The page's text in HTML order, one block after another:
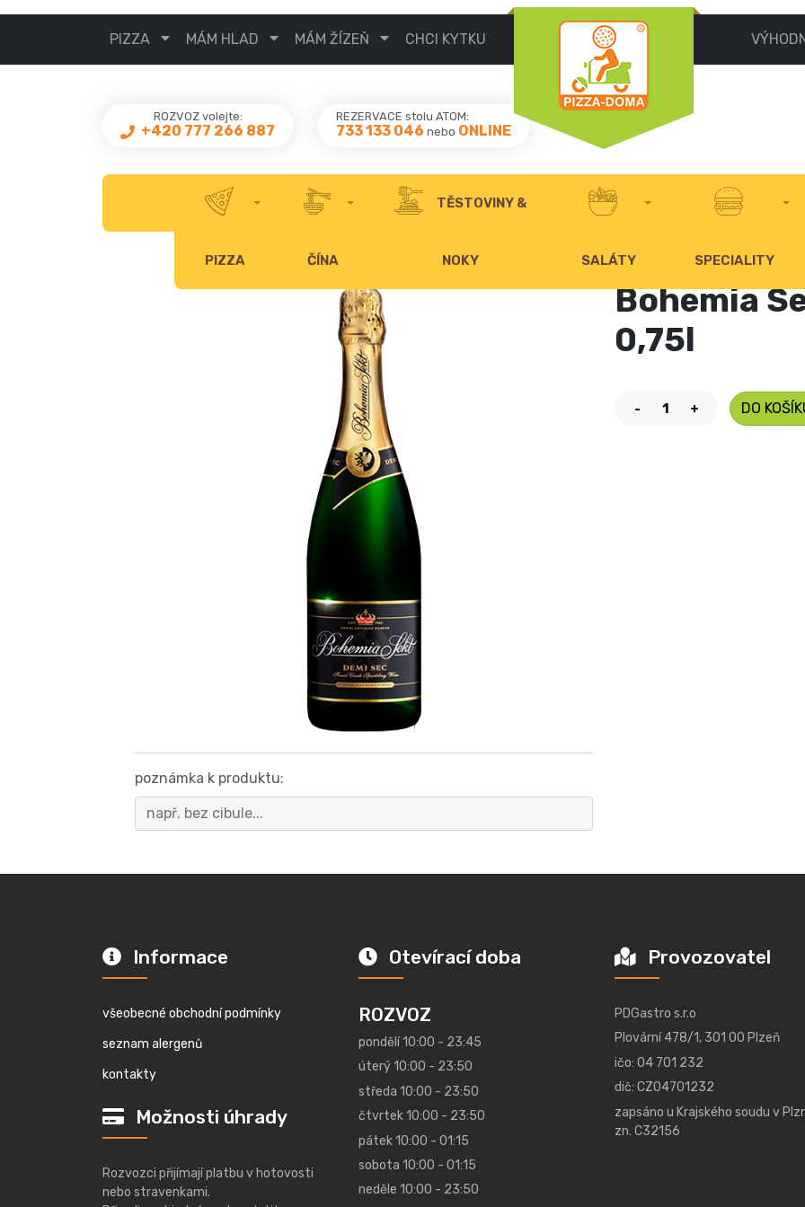
PIZZA MÁM HLAD MÁM ŽÍZEŇ CHCI KYTKU
ROZVOZ volejte:
+420 777 266 887
REZERVACE stolu ATOM:
733 133 046 nebo ONLINE
PIZZA ČÍNA
TĚSTOVINY &
NOKY SALÁTY SPECIALITY
poznámka k produktu:
Bohemia
0,75l
- + DO
Informace
všeobecné obchodní podmínky
seznam alergenů
kontakty
Možnosti úhrady
Rozvozci přijímají platbu v hotovosti
nebo stravenkami.
Otevírací doba
ROZVOZ
pondělí 10:00 - 23:45
úterý 10:00 - 23:50
středa 10:00 - 23:50
čtvrtek 10:00 - 23:50
pátek 10:00 - 01:15
sobota 10:00 - 01:15
neděle 10:00 - 23:50
Provozovatel
PDGastro s.r.o
Plovární 478/1, 301 00 Plzeň
ičo: 04 701 232
dič: CZ04701232
zapsáno u Krajského soudu v
zn. C32156